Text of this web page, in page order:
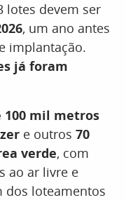
lotes devem ser
, um ano antes
implantação.
já foram
100 mil metros
e outros 70
verde, com
ao ar livre e
dos loteamentos